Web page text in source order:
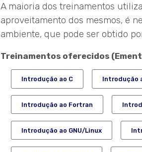
A maioria dos treinamentos
aproveitamento dos mesmos, é
ambiente, que pode ser obtido
Treinamentos oferecidos
Introdução ao C Introdução
Introdução ao Fortran
Introdução ao GNU/Linux